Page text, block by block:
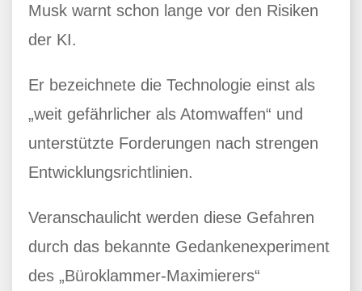
Musk warnt schon lange vor den Risiken
der KI.
Er bezeichnete die Technologie einst als
„weit gefährlicher als Atomwaffen“ und
unterstützte Forderungen nach strengen
Entwicklungsrichtlinien.
Veranschaulicht werden diese Gefahren
durch das bekannte Gedankenexperiment
des „Büroklammer-Maximierers“